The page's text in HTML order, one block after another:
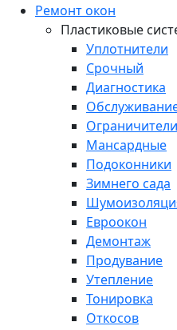
Ремонт окон
Пластиковые
Уплотнители
Срочный
Диагностика
Ограничители
Мансардные
Подоконники
Зимнего сада
Евроокон
Демонтаж
Продувание
Утепление
Тонировка
Откосов